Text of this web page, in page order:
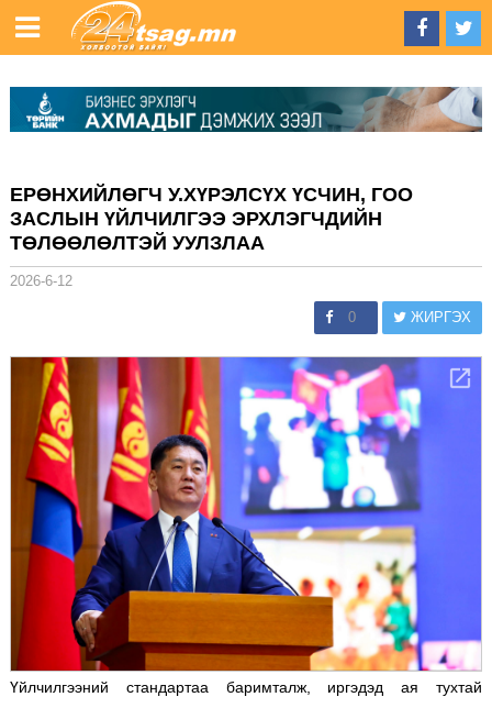
ЕРӨНХИЙЛӨГЧ У.ХҮРЭЛСҮХ ҮСЧИН, ГОО
ЗАСЛЫН ҮЙЛЧИЛГЭЭ ЭРХЛЭГЧДИЙН
ТӨЛӨӨЛӨЛТЭЙ УУЛЗЛАА
2026-6-12
0 ЖИРГЭХ
Үйлчилгээний стандартаа баримталж, иргэдэд ая тухтай